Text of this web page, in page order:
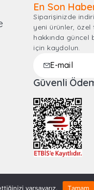
En Son
Siparişinizde
yeni ürünler,
hakkında güncel
için kaydolun.
Güvenli
varsayarız. Tamam